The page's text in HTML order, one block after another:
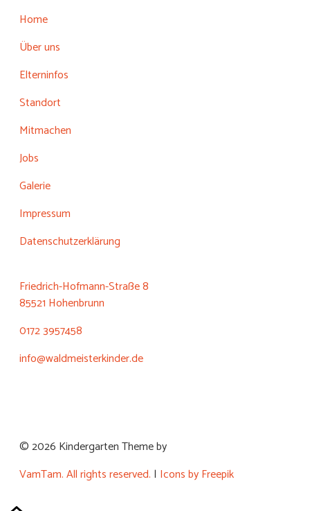
Home
Über uns
Elterninfos
Standort
Mitmachen
Jobs
Galerie
Impressum
Datenschutzerklärung
Friedrich-Hofmann-Straße 8
85521 Hohenbrunn
0172 3957458
info@waldmeisterkinder.de
© 2026 Kindergarten Theme by
VamTam. All rights reserved. | Icons by Freepik